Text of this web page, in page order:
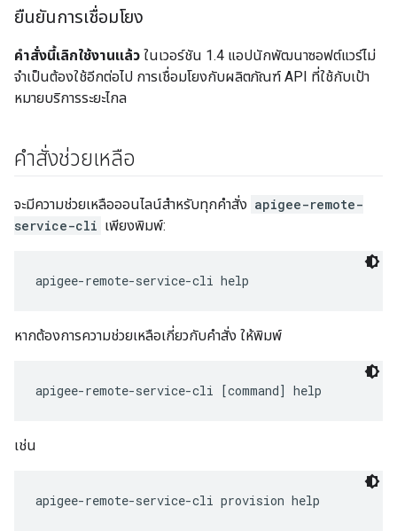
ยืนยันการเชื่อมโยง
คำสั่งนี้เลิกใช้งานแล้ว ในเวอร์ชัน 1.4 แอปนักพัฒนาซอฟต์แวร์ไม่
จำเป็นต้องใช้อีกต่อไป การเชื่อมโยงกับผลิตภัณฑ์ API ที่ใช้กับเป้า
หมายบริการระยะไกล
คำสั่งช่วยเหลือ
จะมีความช่วยเหลือออนไลน์สำหรับทุกคำสั่ง apigee-remote-
service-cli เพียงพิมพ์:
apigee-remote-service-cli help
หากต้องการความช่วยเหลือเกี่ยวกับคำสั่ง ให้พิมพ์
เช่น